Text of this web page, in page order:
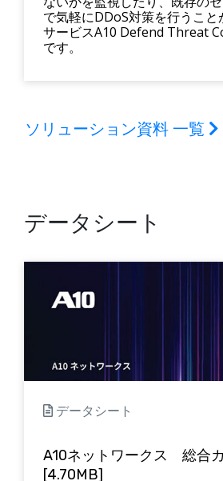
で気軽にDDoS対策を行うこと
サービスA10 Defend Threat
です。
ソリューション資料 一覧
データシート
データシート
A10ネットワークス 総合
[4.70MB]